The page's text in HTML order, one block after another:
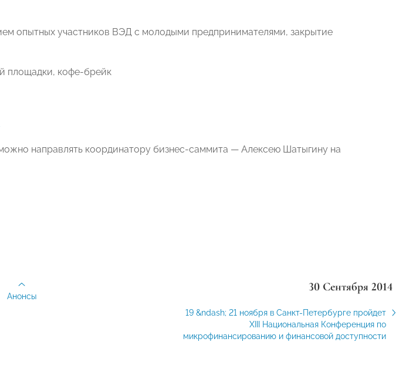
опытных участников ВЭД с молодыми предпринимателями, закрытие
площадки, кофе-брейк
направлять координатору бизнес-саммита — Алексею Шатыгину на
30 Сентября 2014
19 &ndash; 21 ноября в Санкт-Петербурге пройдет
XIII Национальная Конференция по
микрофинансированию и финансовой доступности
Анонсы